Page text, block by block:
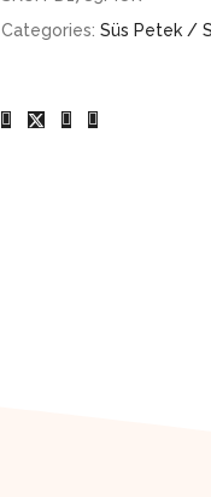
Categories: Süs Petek /